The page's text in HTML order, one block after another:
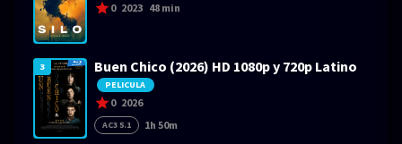
0 2023 48 min
3 Buen Chico (2026) HD 1080p y 720p Latino
PELICULA
0 2026
AC3 5.1 1h 50m